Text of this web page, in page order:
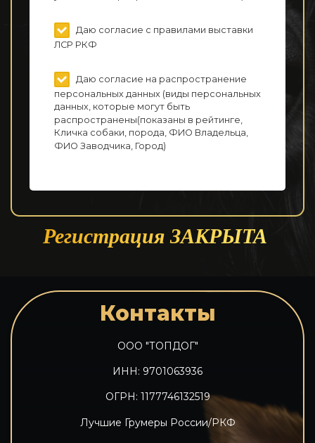
Даю согласие с правилами выставки
ЛСР РКФ
Даю согласие на распространение
персональных данных (виды персональных
данных, которые могут быть
распространены(показаны в рейтинге,
Кличка собаки, порода, ФИО Владельца,
ФИО Заводчика, Город)
Регистрация ЗАКРЫТА
Контакты
ООО "ТОПДОГ"
ИНН: 9701063936
ОГРН: 1177746132519
Лучшие Грумеры России/РКФ